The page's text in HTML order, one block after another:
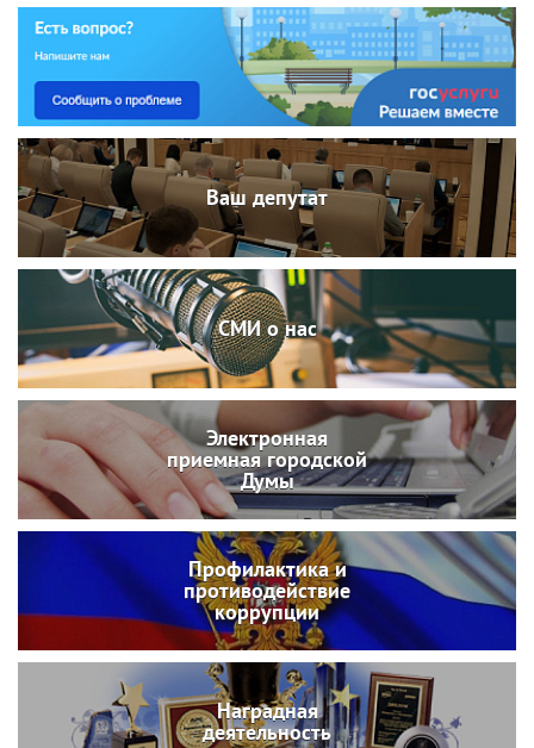
Ваш депутат
СМИ о нас
Электронная
приемная городской
Думы
Профилактика и
противодействие
коррупции
Наградная
деятельность